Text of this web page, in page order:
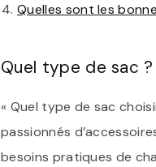
Quelles sont les
Quel type de sac ?
« Quel type de sac
passionnés
besoins pratiques de